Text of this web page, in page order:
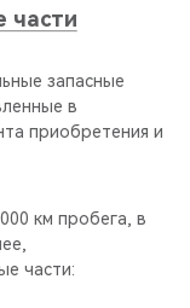
части
запасные
в
приобретения и
км пробега, в
части: